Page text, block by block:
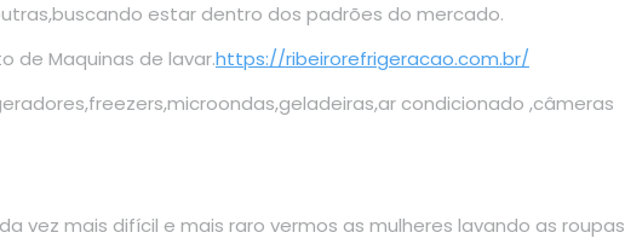
estar dentro dos padrões do mercado.
de Maquinas de lavar.https://ribeirorefrigeracao.com.br/
condicionado ,câmeras
vez mais difícil e mais raro vermos as mulheres lavando as roupas